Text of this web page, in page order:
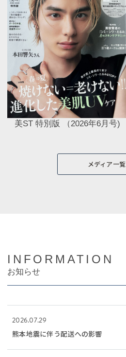
美ST 特別版 （2026年6月号)
メディア一覧
INFORMATION
お知らせ
2026.07.29
熊本地震に伴う配送への影響